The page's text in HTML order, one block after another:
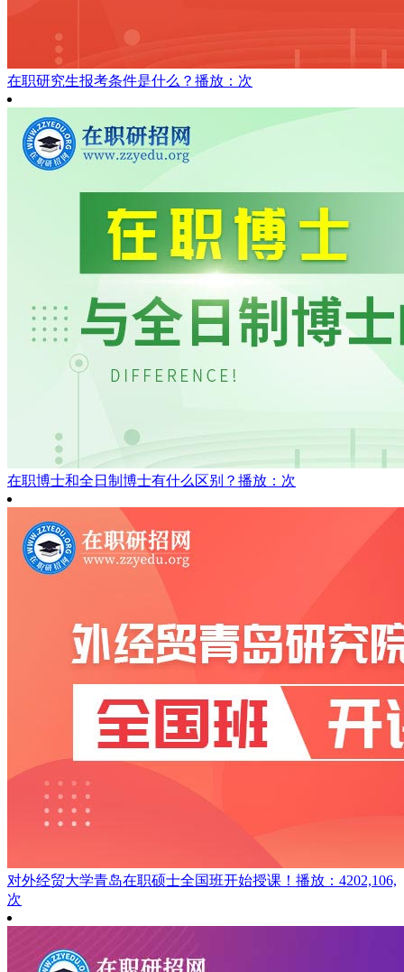
在职研究生报考条件是什么？ 播放：次
在职博士和全日制博士有什么区别？ 播放：次
对外经贸大学青岛在职硕士全国班开始授课！ 播放：4202,106,
次